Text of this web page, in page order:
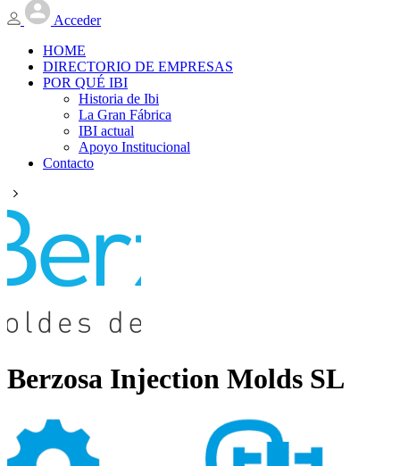
Acceder
HOME
DIRECTORIO DE EMPRESAS
POR QUÉ IBI
Historia de Ibi
La Gran Fábrica
IBI actual
Apoyo Institucional
Contacto
Berzosa Injection Molds SL